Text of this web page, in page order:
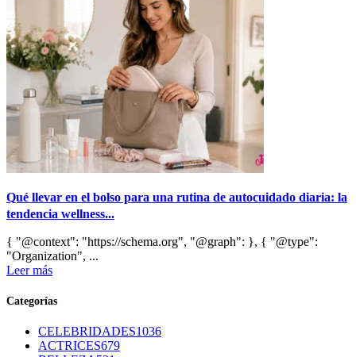
Qué llevar en el bolso para una rutina de autocuidado diaria: la
tendencia wellness...
{ "@context": "https://schema.org", "@graph": }, { "@type":
"Organization", ...
Leer más
Categorías
CELEBRIDADES1036
ACTRICES679